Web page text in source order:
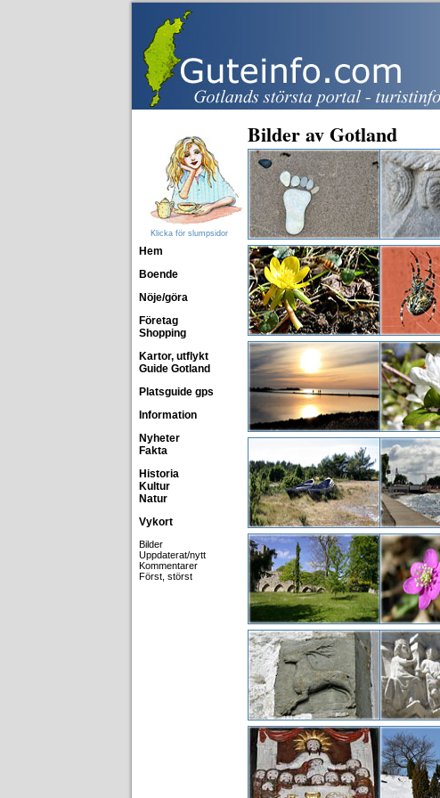
Klicka för slumpsidor
Hem
Boende
Nöje/göra
Företag
Shopping
Kartor, utflykt
Guide Gotland
Platsguide gps
Information
Nyheter
Fakta
Historia
Kultur
Natur
Vykort
Bilder
Uppdaterat/nytt
Kommentarer
Först, störst
Bilder av Gotland